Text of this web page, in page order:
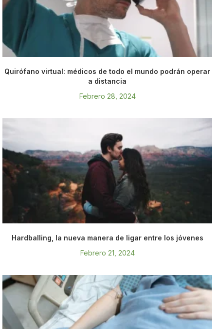
Quirófano virtual: médicos de todo el mundo podrán operar
a distancia
Febrero 28, 2024
Hardballing, la nueva manera de ligar entre los jóvenes
Febrero 21, 2024